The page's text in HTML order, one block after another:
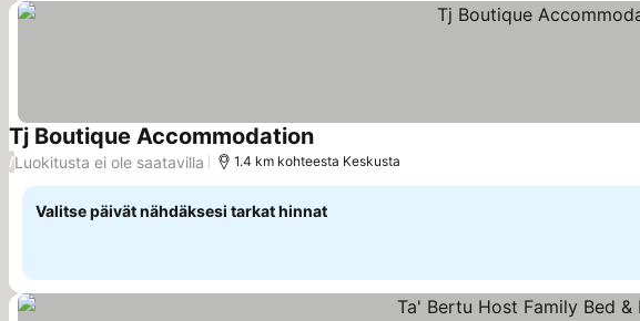
Tj Boutique AccommodationKatso hinnat
/Luokitusta ei ole saatavilla 1.4 km kohteesta Keskusta
Valitse päivät nähdäksesi tarkat hinnat